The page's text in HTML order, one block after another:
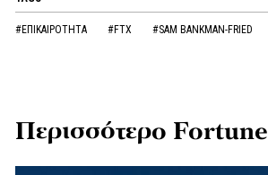
#ΕΠΙΚΑΙΡΟΤΗΤΑ #FTX #SAM BANKMAN-FRIED
Περισσότερο Fortune